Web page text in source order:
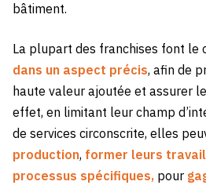
bâtiment.
La plupart des franchises font le
dans un aspect précis, afin de
haute valeur ajoutée et assurer
effet, en limitant leur champ
de services circonscrite, elles
production, former leurs
processus spécifiques, pour